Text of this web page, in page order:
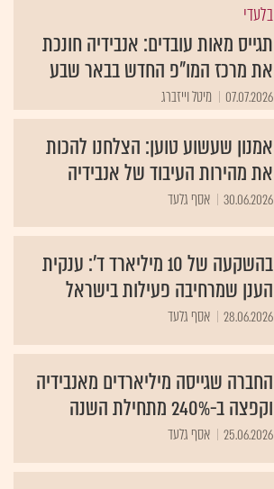
בלעדי
תגייס מאות עובדים: אנבידיה חונכת
את מרכז המו"פ החדש בבאר שבע
07.07.2026 מיטל וייזברג
אמנון שעשוע טוען: הצלחנו להכות
את מהירות העיבוד של אנבידיה
30.06.2026 אסף גלעד
בהשקעה של 10 מיליארד ד': ענקית
הענן שמרחיבה פעילות בישראל
28.06.2026 אסף גלעד
החברה שגייסה מיליארדים מאנבידיה
וקפצה ב-240% מתחילת השנה
25.06.2026 אסף גלעד